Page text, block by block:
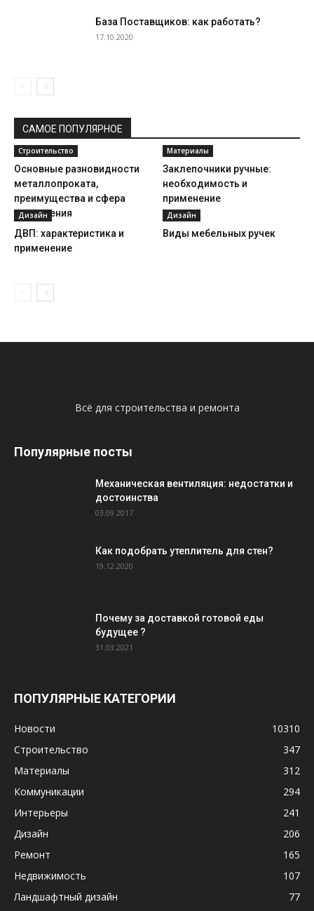
База Поставщиков: как работать?
17.10.2020
САМОЕ ПОПУЛЯРНОЕ
Строительство
Основные разновидности
металлопроката,
преимущества и сфера
применения
Материалы
Заклепочники ручные:
необходимость и
применение
Дизайн
ДВП: характеристика и
применение
Дизайн
Виды мебельных ручек
Всё для строительства и ремонта
Популярные посты
Механическая вентиляция: недостатки и
достоинства
03.09.2017
Как подобрать утеплитель для стен?
19.12.2020
Почему за доставкой готовой еды
будущее ?
31.03.2021
ПОПУЛЯРНЫЕ КАТЕГОРИИ
Новости
10310
Строительство
347
Материалы
312
Коммуникации
294
Интерьеры
241
Дизайн
206
Ремонт
165
Недвижимость
107
Ландшафтный дизайн
77